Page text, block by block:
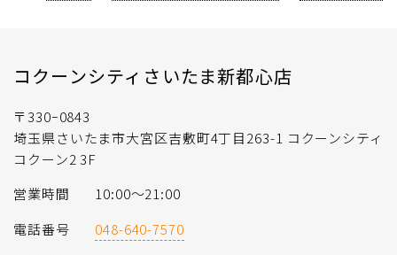
コクーンシティさいたま新都心店
〒330ｰ0843
埼玉県さいたま市大宮区吉敷町4丁目263-1 コクーンシティ
コクーン2 3F
営業時間
10:00～21:00
電話番号
048-640-7570